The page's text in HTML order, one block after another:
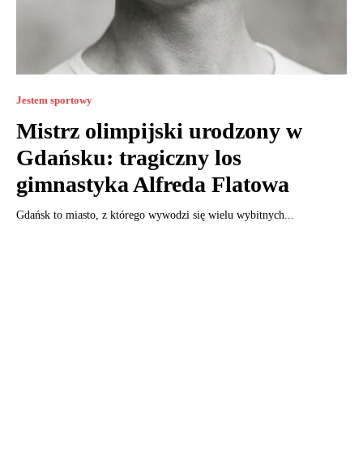
Jestem sportowy
Mistrz olimpijski urodzony w
Gdańsku: tragiczny los
gimnastyka Alfreda Flatowa
Gdańsk to miasto, z którego wywodzi się wielu wybitnych...